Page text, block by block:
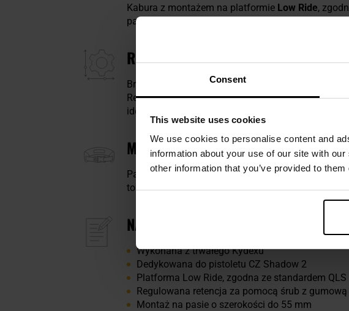
Consent
This website uses cookies
We use cookies to personalise content and
information about your use of our site with
other information that you’ve provided to
Kabura z montażem na platformie Low Ride,
panelem udowym. Taki układ zapewnia komfort
REGULOWANA RETENCJA BRONI
Broń mocowana jest na wcisk, a dokładne
Retencję można dodatkowo dostosować do
idealnie wyważyć siłę potrzebną do dobycia broni.
MONTAŻ NA PASIE O SZEROKOŚCI
Panel Low Ride wyposażony jest wdwie szlufki,
to stabilne i bezpieczne mocowanie kabury
NAJWAŻNIEJSZE CECHY
Wykonana z trwałego Kydexu
Dedykowana do pistoletu CZ Shadow 2
Platforma Low Ride, zgodna ze standardem QLS
Regulowana retencja za pomocą śrub z gumową
Montaż na pasie o szerokości do 55 mm